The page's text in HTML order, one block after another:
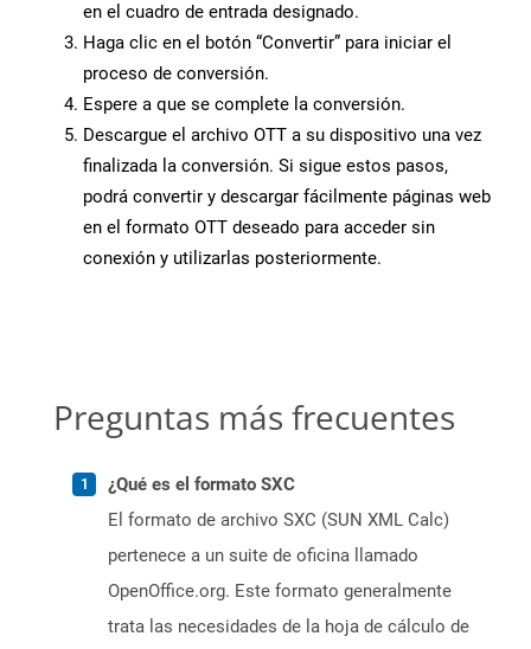
en el cuadro de entrada designado.
Haga clic en el botón “Convertir” para iniciar el
proceso de conversión.
Espere a que se complete la conversión.
Descargue el archivo OTT a su dispositivo una vez
finalizada la conversión. Si sigue estos pasos,
podrá convertir y descargar fácilmente páginas web
en el formato OTT deseado para acceder sin
conexión y utilizarlas posteriormente.
Preguntas más frecuentes
¿Qué es el formato SXC
El formato de archivo SXC (SUN XML Calc)
pertenece a un suite de oficina llamado
OpenOffice.org. Este formato generalmente
trata las necesidades de la hoja de cálculo de